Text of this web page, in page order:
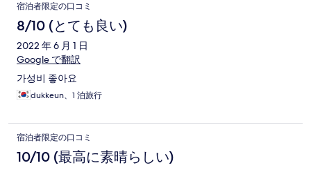
宿泊者限定の口コミ
8/10 (とても良い)
2022 年 6 月 1 日
Google で翻訳
가성비 좋아요
dukkeun、1 泊旅行
宿泊者限定の口コミ
10/10 (最高に素晴らしい)